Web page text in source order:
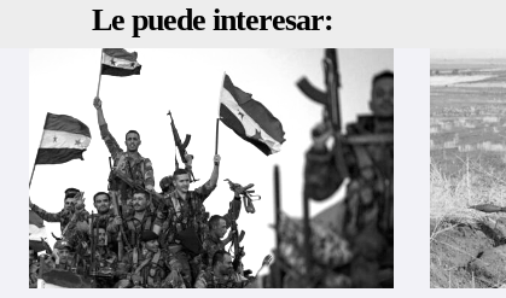
Le puede interesar: